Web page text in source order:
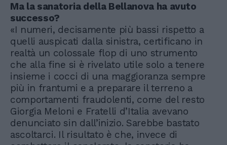
Ma la sanatoria della Bellanova ha avuto
successo?
«I numeri, decisamente più bassi rispetto a
quelli auspicati dalla sinistra, certificano in
realtà un colossale flop di uno strumento
che alla fine si è rivelato utile solo a tenere
insieme i cocci di una maggioranza sempre
più in frantumi e a preparare il terreno a
comportamenti fraudolenti, come del resto
Giorgia Meloni e Fratelli d’Italia avevano
denunciato sin dall’inizio. Sarebbe bastato
ascoltarci. Il risultato è che, invece di